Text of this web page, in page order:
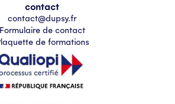
contact
contact@dupsy.fr
Formulaire de contact
de formations